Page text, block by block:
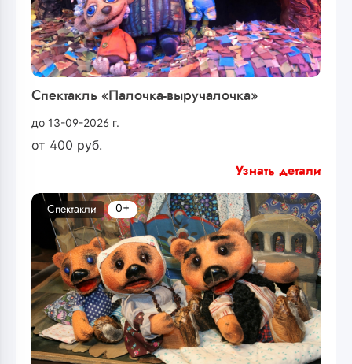
Спектакль «Палочка-выручалочка»
до 13-09-2026 г.
от 400 руб.
Узнать детали
Спектакли 0+